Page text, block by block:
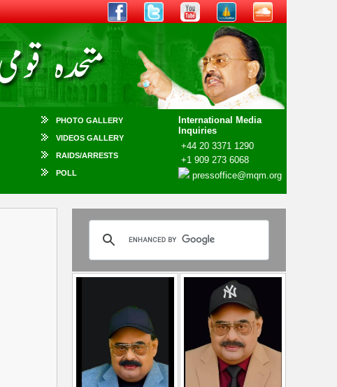
PHOTO GALLERY
International Media
Inquiries
+44 20 3371 1290
+1 909 273 6068
pressoffice@mqm.org
VIDEOS GALLERY
RAIDS/ARRESTS
POLL